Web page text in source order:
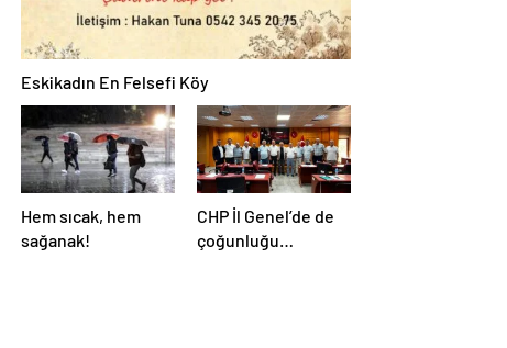
Eskikadın En Felsefi Köy
Hem sıcak, hem
sağanak!
CHP İl Genel’de de
çoğunluğu